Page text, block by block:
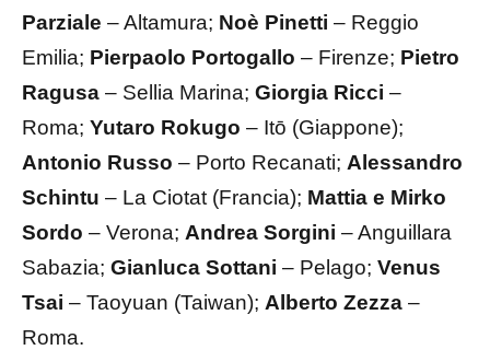
Parziale – Altamura; Noè Pinetti – Reggio
Emilia; Pierpaolo Portogallo – Firenze; Pietro
Ragusa – Sellia Marina; Giorgia Ricci –
Roma; Yutaro Rokugo – Itō (Giappone);
Antonio Russo – Porto Recanati; Alessandro
Schintu – La Ciotat (Francia); Mattia e Mirko
Sordo – Verona; Andrea Sorgini – Anguillara
Sabazia; Gianluca Sottani – Pelago; Venus
Tsai – Taoyuan (Taiwan); Alberto Zezza –
Roma.